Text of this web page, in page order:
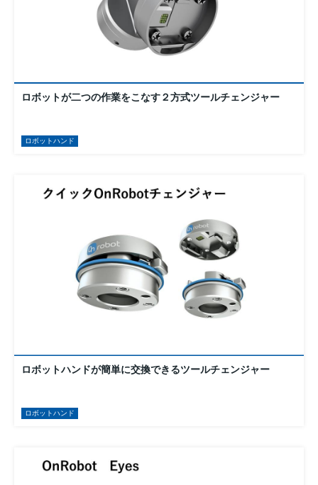
ロボットが二つの作業をこなす２方式ツールチェンジャー
ロボットハンド
ロボットハンドが簡単に交換できるツールチェンジャー
ロボットハンド